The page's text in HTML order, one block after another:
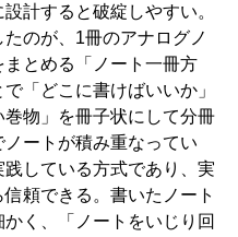
計すると破綻しやすい。
のが、1冊のアナログノ
とめる「ノート一冊方
「どこに書けばいいか」
物」を冊子状にして分冊
ートが積み重なってい
践している方式であり、実
頼できる。書いたノート
く、「ノートをいじり回